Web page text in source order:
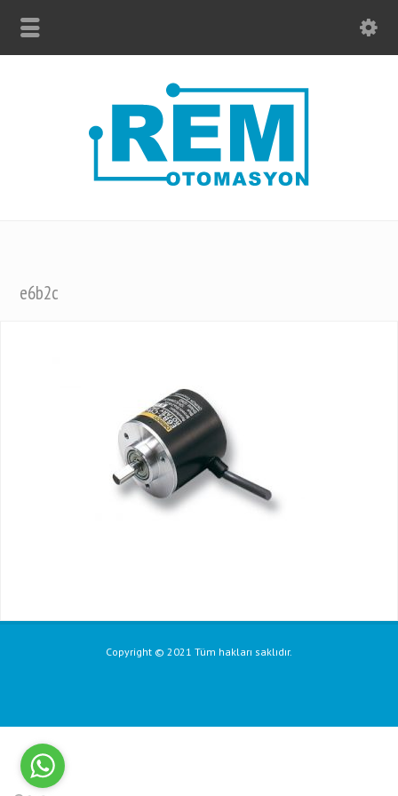
e6b2c
Copyright © 2021 Tüm hakları saklıdır.